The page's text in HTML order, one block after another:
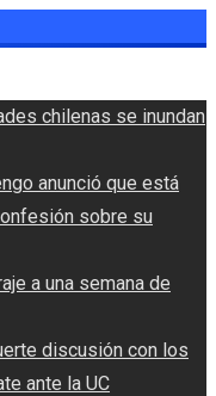
chilenas se inundan
anunció que está
sobre su
a una semana de
discusión con los
ante la UC